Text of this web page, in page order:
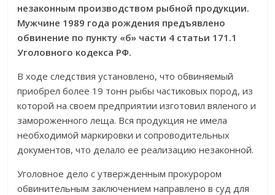
незаконным производством рыбной продукции.
Мужчине 1989 года рождения предъявлено
обвинение по пункту «б» части 4 статьи 171.1
Уголовного кодекса РФ.
В ходе следствия установлено, что обвиняемый
приобрел более 19 тонн рыбы частиковых пород, из
которой на своем предприятии изготовил вяленого и
замороженного леща. Вся продукция не имела
необходимой маркировки и сопроводительных
документов, что делало ее реализацию незаконной.
Уголовное дело с утвержденным прокурором
обвинительным заключением направлено в суд для